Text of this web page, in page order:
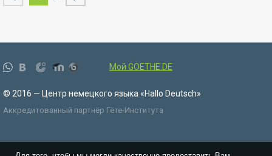
© 2016 — Центр немецкого языка «Hallo Deutsch»
Аккредитованный партнёр Гёте-Института
Мой GOETHE.DE